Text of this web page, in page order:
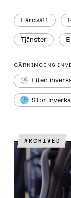
Färdsätt
Tjänster
GÄRNINGENS
Liten
Stor
Redo
ARCHIVED